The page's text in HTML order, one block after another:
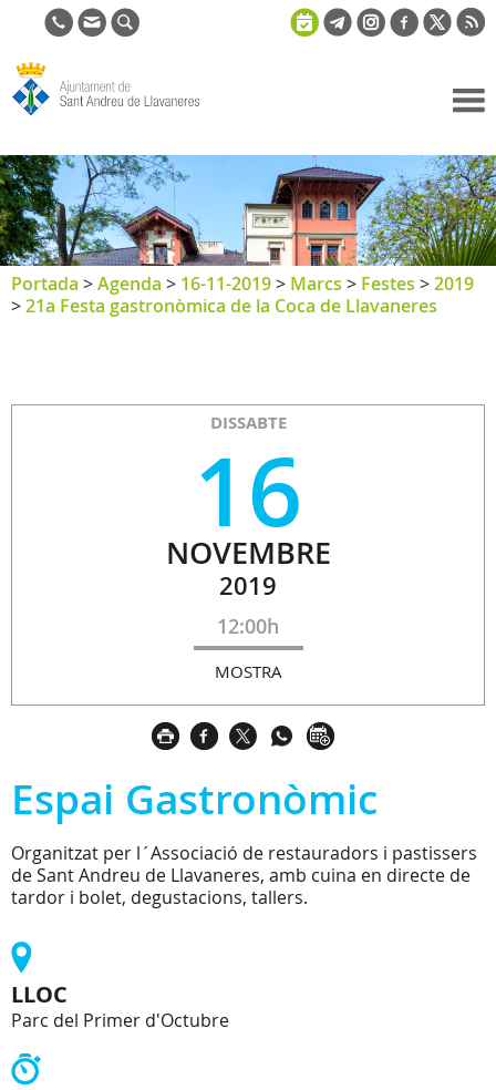
de Sant
Andreu de
Llavaneres
Portada >Agenda > 16-11-2019> Marcs > Festes >2019
>21a Festa gastronòmica de la Coca de Llavaneres
DISSABTE
16
NOVEMBRE
2019
12:00h
MOSTRA
Espai Gastronòmic
Organitzat per l´Associació de restauradors i pastissers
de Sant Andreu de Llavaneres, amb cuina en directe de
tardor i bolet, degustacions, tallers.
LLOC
Parc del Primer d'Octubre